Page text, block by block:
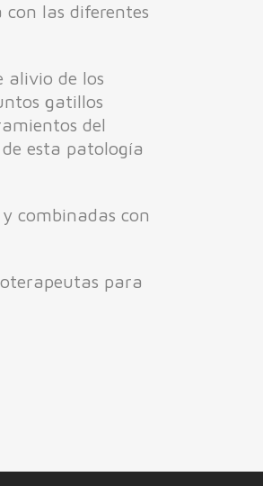
las diferentes
alivio de los
gatillos
del
esta patología
combinadas con
para